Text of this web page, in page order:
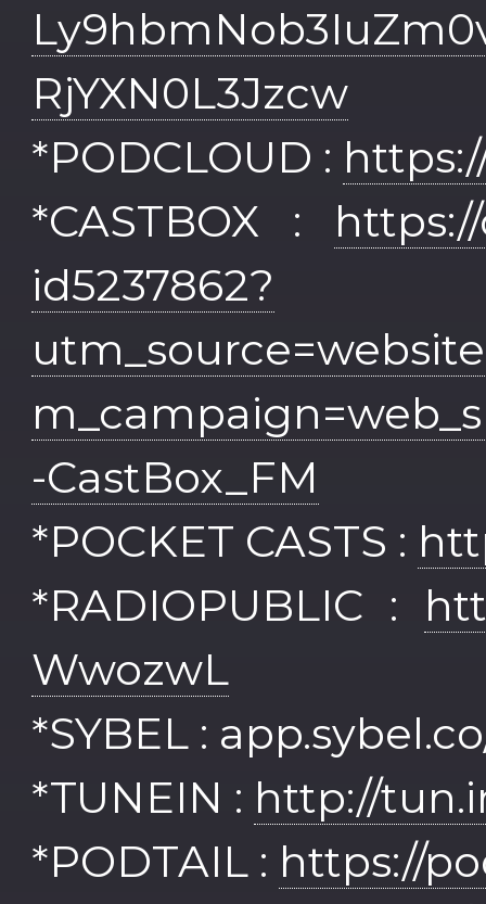
RjYXN0L3Jzcw
*PODCLOUD :
*CASTBOX :
id5237862?
-CastBox_FM
*POCKET CASTS :
*RADIOPUBLIC :
WwozwL
*SYBEL :
*TUNEIN : http://
*PODTAIL : https://